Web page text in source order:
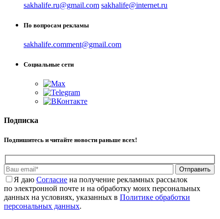
sakhalife.ru@gmail.com sakhalife@internet.ru
По вопросам рекламы
sakhalife.comment@gmail.com
Социальные сети
Подписка
Подпишитесь и читайте новости раньше всех!
Отправить
Я даю Cогласие на получение рекламных рассылок
по электронной почте и на обработку моих персональных
данных на условиях, указанных в Политике обработки
персональных данных.